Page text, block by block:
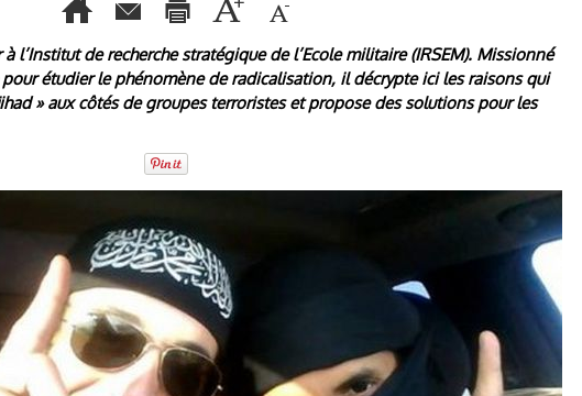
l’Institut de recherche stratégique de l’Ecole militaire (IRSEM). Missionné
étudier le phénomène de radicalisation, il décrypte ici les raisons qui
» aux côtés de groupes terroristes et propose des solutions pour les